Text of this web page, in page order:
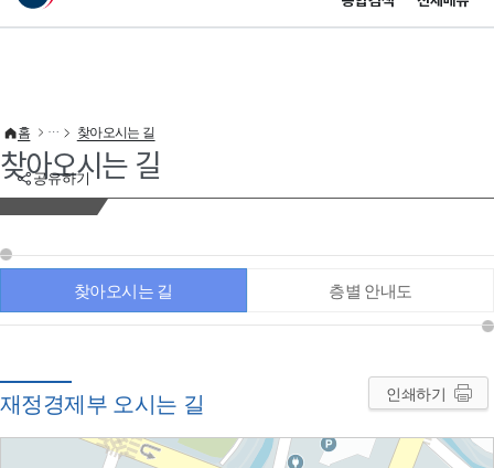
이 누리집은 대한민국 공식 전자정부 누리집입니다.
공유하기
홈 찾아오시는 길
찾아오시는 길
찾아오시는 길 층별 안내도
재정경제부 오시는 길 인쇄하기